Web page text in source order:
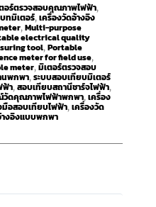
อร์ตรวจสอบคุณภาพไฟฟ้า,
ทมิเตอร์, เครื่องวัดอ้างอิง
, Multi-purpose
electrical quality
tool, Portable
meter for field use,
meter, มิเตอร์ตรวจสอบ
นพกพา, ระบบสอบเทียบมิเตอร์
ฟ้า, สอบเทียบสถานีชาร์จไฟฟ้า,
ดคุณภาพไฟฟ้าพกพา, เครื่อง
มือสอบเทียบไฟฟ้า, เครื่องวัด
างอิงแบบพกพา